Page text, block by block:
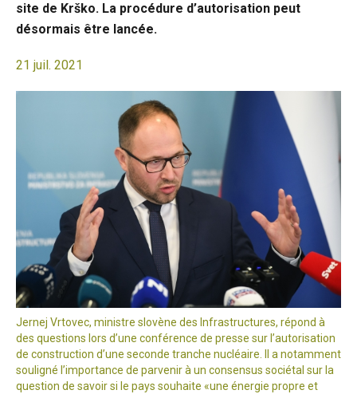
site de Krško. La procédure d’autorisation peut
désormais être lancée.
21 juil. 2021
Jernej Vrtovec, ministre slovène des Infrastructures, répond à
des questions lors d’une conférence de presse sur l’autorisation
de construction d’une seconde tranche nucléaire. Il a notamment
souligné l’importance de parvenir à un consensus sociétal sur la
question de savoir si le pays souhaite «une énergie propre et